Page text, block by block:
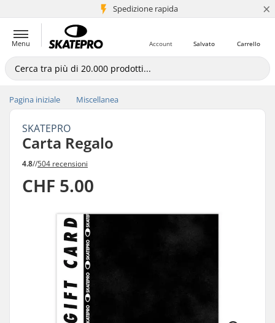
Spedizione rapida
+5 mln di clienti ×
Menu Carrello
Salvato
Account
Pagina iniziale Miscellanea
SKATEPRO
Carta Regalo
4.8//504 recensioni
CHF 5.00